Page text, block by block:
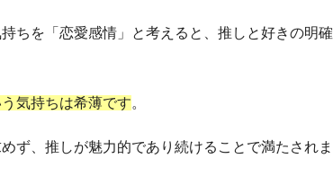
ちを「恋愛感情」と考えると、推しと好きの明確
気持ちは希薄です。
ず、推しが魅力的であり続けることで満たされま